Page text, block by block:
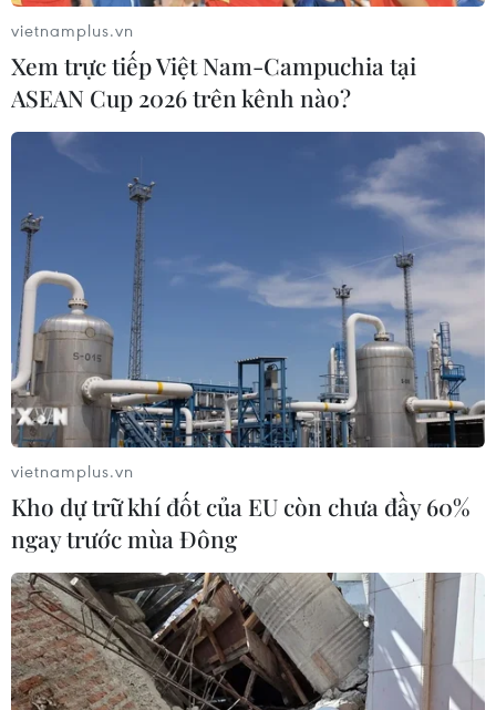
TIN LIÊN QUAN
Học sinh Việt Nam dự thi sáng tạo robot
tại Trại hè ở Israel
10/08/2019 02:15
20 học sinh trung học chủ yếu đến từ hai trường chuyên
Hà Nội – Amsterdam và FPT High School đã tham dự
trại hè Robotic Camp owr Tel Aviv
vietnamplus.vn
Xem trực tiếp Việt Nam-Campuchia tại
ASEAN Cup 2026 trên kênh nào?
vietnamplus.vn
Kho dự trữ khí đốt của EU còn chưa đầy 60%
ngay trước mùa Đông